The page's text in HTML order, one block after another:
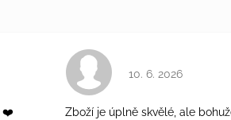
5 hvězdiček.
❤️
Hodnocení
10. 6. 2026
Zboží je úplně skvělé, ale